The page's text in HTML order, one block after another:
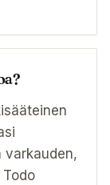
varkauden,